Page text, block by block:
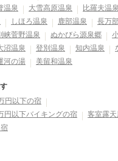
温泉 大雪高原温泉
比羅夫温泉
しほろ温泉 鹿部温泉 長万
峡菅野温泉 ぬかびら源泉郷
沼温泉 登別温泉 知内温泉
河の湯 美留和温泉
円以下の宿
円以下バイキングの宿
客室露